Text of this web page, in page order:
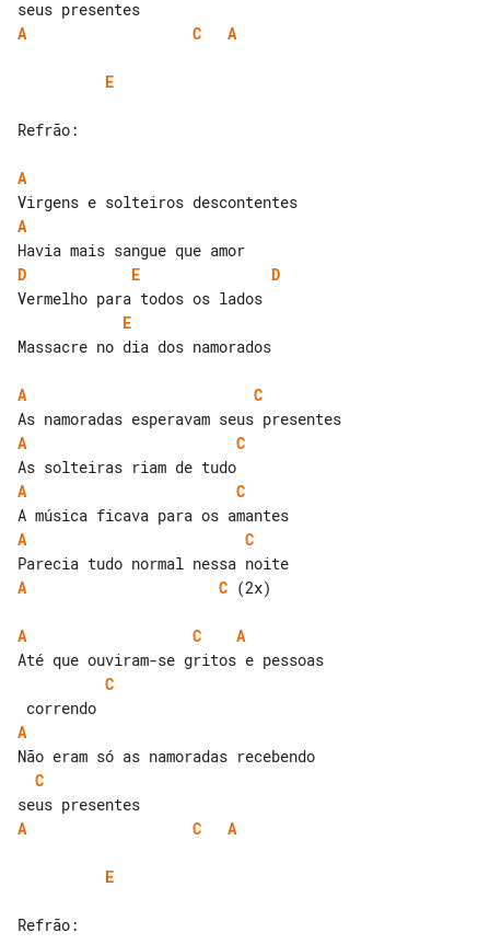
A
C A
E
Refrão:
A
A
D
E
D
E
Massacre no dia dos namorados
A
C
A
C
A
C
A
C
A
C (2x)
A C
A
C
A
C
A
C A
E
Refrão: